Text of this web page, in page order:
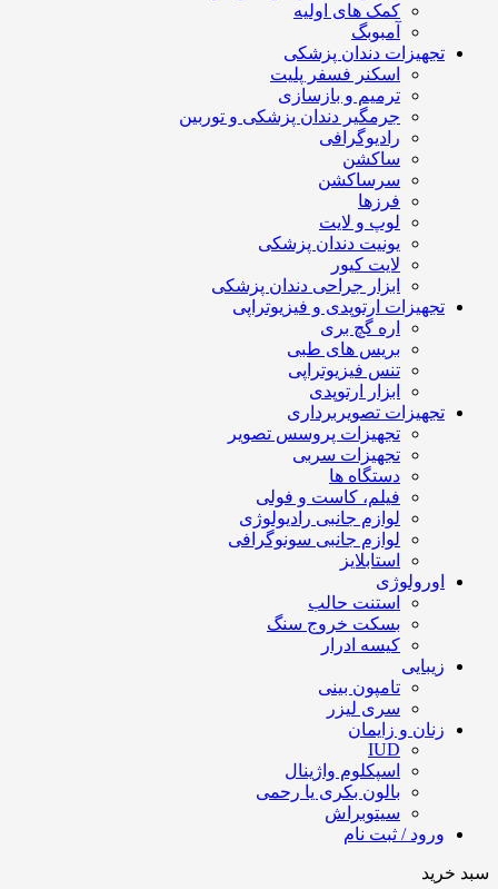
کمک های اولیه
آمبوبگ
تجهیزات دندان پزشکی
اسکنر فسفر پلیت
ترمیم و بازسازی
جرمگیر دندان پزشکی و توربین
رادیوگرافی
ساکشن
سرساکشن
فرزها
لوپ و لایت
یونیت دندان پزشکی
لایت کیور
ابزار جراحی دندان پزشکی
تجهیزات ارتوپدی و فیزیوتراپی
اره گچ بری
بریس های طبی
تنس فیزیوتراپی
ابزار ارتوپدی
تجهیزات تصویربرداری
تجهیزات پروسس تصویر
تجهیزات سربی
دستگاه ها
فیلم، کاست و فولی
لوازم جانبی رادیولوژی
لوازم جانبی سونوگرافی
استابلایز
اورولوژی
استنت حالب
بسکت خروج سنگ
کیسه ادرار
زیبایی
تامپون بینی
سری لیزر
زنان و زایمان
IUD
اسپکلوم واژینال
بالون بکری یا رحمی
سیتوبراش
ورود / ثبت نام
سبد خرید